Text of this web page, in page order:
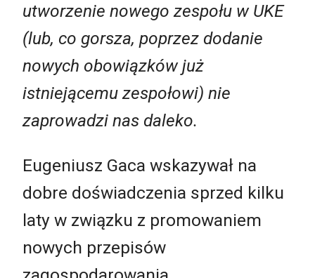
utworzenie nowego zespołu w UKE
(lub, co gorsza, poprzez dodanie
nowych obowiązków już
istniejącemu zespołowi) nie
zaprowadzi nas daleko.
Eugeniusz Gaca wskazywał na
dobre doświadczenia sprzed kilku
laty w związku z promowaniem
nowych przepisów